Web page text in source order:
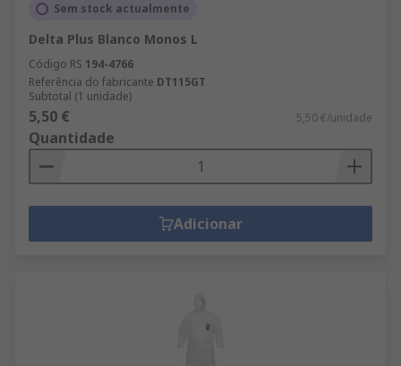
Sem stock actualmente
Delta Plus Blanco Monos L
Código RS 194-4766
Referência do fabricante DT115GT
Subtotal (1 unidade)
5,50 € 5,50 €/unidade
Quantidade
Adicionar